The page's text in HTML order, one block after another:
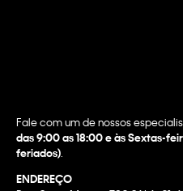
Fale com um de nossos
das 9:00 as 18:00 e às Sextas-
feriados)
ENDEREÇO